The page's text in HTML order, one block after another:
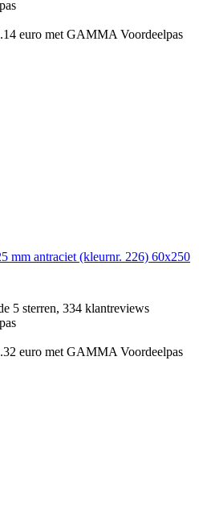
euro met GAMMA Voordeelpas
mm antraciet (kleurnr. 226) 60x250
5 sterren, 334 klantreviews
euro met GAMMA Voordeelpas